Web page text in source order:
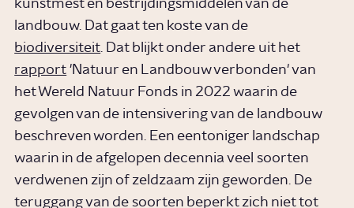
kunstmest en bestrijdingsmiddelen van de
landbouw. Dat gaat ten koste van de
biodiversiteit. Dat blijkt onder andere uit het
rapport 'Natuur en Landbouw verbonden' van
het Wereld Natuur Fonds in 2022 waarin de
gevolgen van de intensivering van de landbouw
beschreven worden. Een eentoniger landschap
waarin in de afgelopen decennia veel soorten
verdwenen zijn of zeldzaam zijn geworden. De
teruggang van de soorten beperkt zich niet tot